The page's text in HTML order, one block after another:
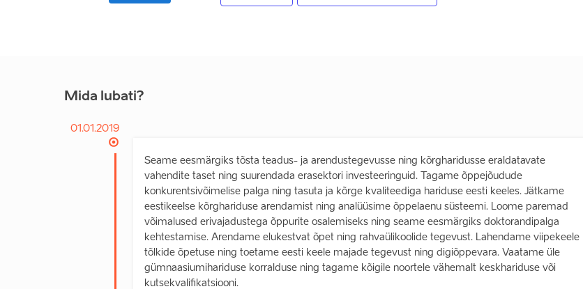
Mida lubati?
01.01.2019
Seame eesmärgiks tõsta teadus- ja arendustegevusse ning kõrgharidusse eraldatavate
vahendite taset ning suurendada erasektori investeeringuid. Tagame õppejõudude
konkurentsivõimelise palga ning tasuta ja kõrge kvaliteediga hariduse eesti keeles. Jätkame
eestikeelse kõrghariduse arendamist ning analüüsime õppelaenu süsteemi. Loome paremad
võimalused erivajadustega õppurite osalemiseks ning seame eesmärgiks doktorandipalga
kehtestamise. Arendame elukestvat õpet ning rahvaülikoolide tegevust. Lahendame viipekeele
tõlkide õpetuse ning toetame eesti keele majade tegevust ning digiõppevara. Vaatame üle
gümnaasiumihariduse korralduse ning tagame kõigile noortele vähemalt keskhariduse või
kutsekvalifikatsiooni.